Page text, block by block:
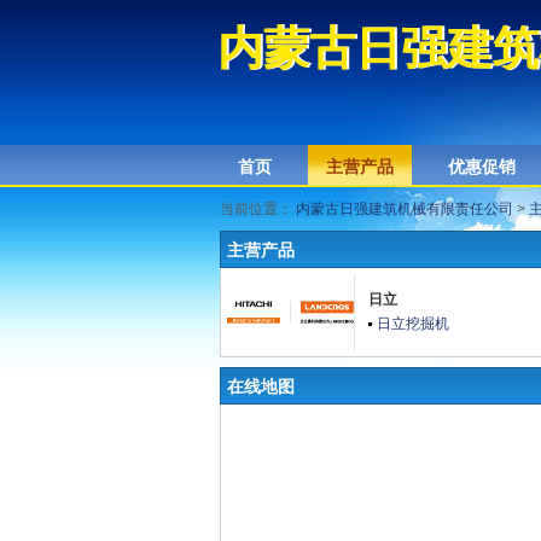
内蒙古日强建
内蒙古日强建
首页 主营产品 优惠促销
当前位置： 内蒙古日强建筑机械有限责任公司 >
主营产品
日立
日立挖掘机
在线地图